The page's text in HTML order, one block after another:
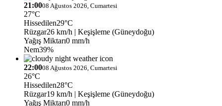
21:0008 Ağustos 2026, Cumartesi
27°C
Hissedilen29°C
Rüzgar26 km/h | Keşişleme (Güneydoğu)
Yağış Miktarı0 mm/h
Nem39%
22:0008 Ağustos 2026, Cumartesi
26°C
Hissedilen28°C
Rüzgar19 km/h | Keşişleme (Güneydoğu)
Yağış Miktarı0 mm/h